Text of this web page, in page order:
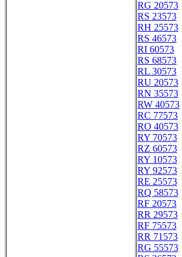
RG 20573
RS 23573
RH 25573
RS 46573
RI 60573
RS 68573
RL 30573
RU 20573
RN 35573
RW 40573
RC 77573
RO 40573
RY 70573
RZ 60573
RY 10573
RY 92573
RE 25573
RQ 58573
RF 20573
RR 29573
RF 75573
RR 71573
RG 55573